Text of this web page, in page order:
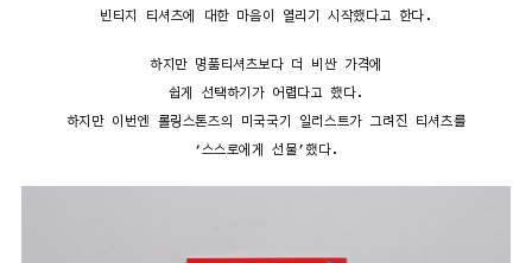
빈티지 티셔츠에 대한 마음이 열리기 시작했다고 한다.
하지만 명품티셔츠보다 더 비싼 가격에
쉽게 선택하기가 어렵다고 했다.
하지만 이번엔 롤링스톤즈의 미국국기 일러스트가 그려진 티셔츠를
‘스스로에게 선물’했다.